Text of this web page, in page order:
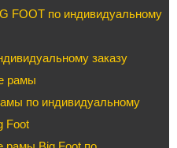
FOOT по индивидуальному
заказу
рамы
по индивидуальному
Foot